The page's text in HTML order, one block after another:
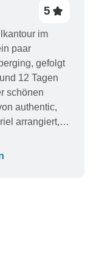
5
im
paar
gefolgt
12 Tagen
schönen
authentic,
arrangiert,
und